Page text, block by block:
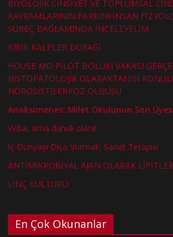
BİYOLOJİK CİNSİYET VE TOPLUMSAL
KAVRAMLARININ FARKINI İNSAN
SÜREÇ BAĞLAMINDA İNCELEYELİM
KIRIK KALPLER DURAĞI
HOUSE MD PİLOT BÖLÜM VAKASI
HİSTOPATOLOJİK OLARAKTANISI
NÖROSİSTİSERKOZ OLGUSU
Anaksimenes: Milet Okulunun Son
Veba, ama danslı olanı!
İç Dünyayı Dışa Vurmak: Sanat Terapisi
ANTİMİKROBİYAL AJAN OLARAK
LİNÇ KÜLTÜRÜ
En Çok Okunanlar